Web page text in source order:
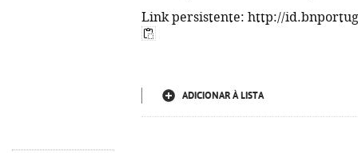
Link persistente: http://
ADICIONAR À LISTA